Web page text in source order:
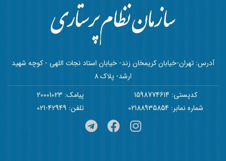
آدرس: تهران-خیابان کریمخان زند- خیابان استاد نجات اللهی - کوچه شهید
ارشد- پلاک 8
کدپستی: 1598774614
پیامک: 20001023
شماره نمابر: 02188935854
تلفن: 42949-021